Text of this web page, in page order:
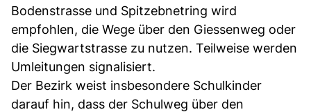
Bodenstrasse und Spitzebnetring wird
empfohlen, die Wege über den Giessenweg oder
die Siegwartstrasse zu nutzen. Teilweise werden
Umleitungen signalisiert.
Der Bezirk weist insbesondere Schulkinder
darauf hin, dass der Schulweg über den